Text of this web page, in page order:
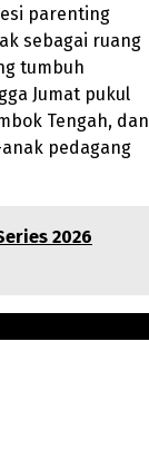
parenting
sebagai ruang
tumbuh
Jumat pukul
Tengah, dan
pedagang
2026